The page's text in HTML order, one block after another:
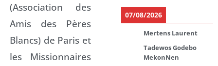
(Association des
Amis des Pères
Blancs) de Paris et
les Missionnaires
07/08/2026
Mertens Laurent
Tadewos Godebo
MekonNen